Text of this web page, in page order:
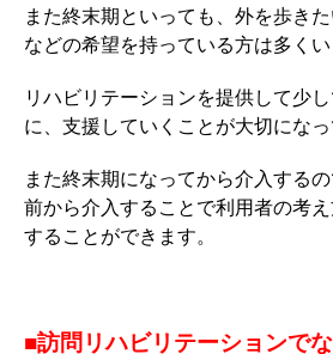
また終末期といっても、外を歩き
などの希望を持っている方は多くい
リハビリテーションを提供して少
に、支援していくことが大切になっ
また終末期になってから介入する
前から介入することで利用者の考
することができます。
■訪問リハビリテーションで